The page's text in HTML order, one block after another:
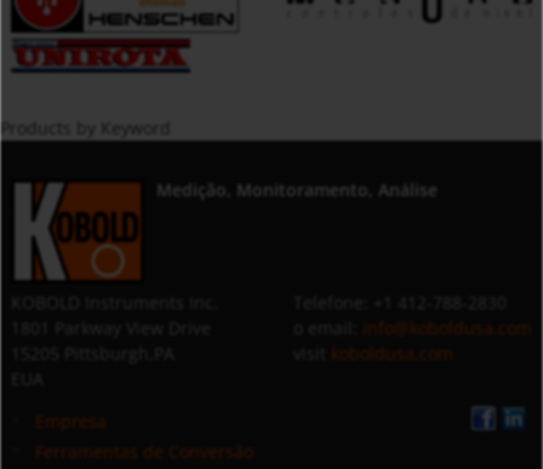
Products by Keyword
Medição, Monitoramento, Análise
info@koboldusa.com
koboldusa.com
Empresa
Ferramentas de Conversão